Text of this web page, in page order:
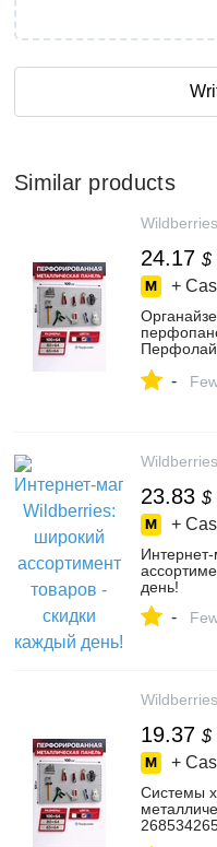
Similar products
Wildberries
24.17 $
+
-
Wildberries
23.83 $
+
день!
-
Wildberries
19.37 $
+
Системы